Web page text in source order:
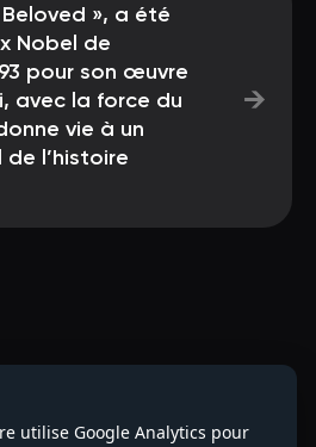
», a été
Nobel de
pour son œuvre
avec la force du
vie à un
l’histoire
→
utilise Google Analytics pour